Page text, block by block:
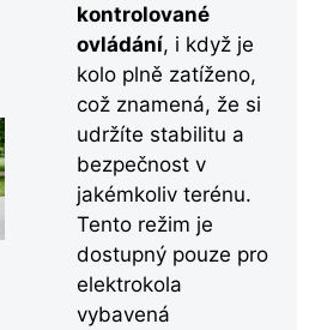
kontrolované
ovládání, i když je
kolo plně zatíženo,
což znamená, že si
udržíte stabilitu a
bezpečnost v
jakémkoliv terénu.
Tento režim je
dostupný pouze pro
elektrokola
vybavená